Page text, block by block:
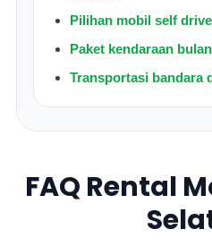
Pilihan mobil self
Paket kendaraan
Transportasi bandara
FAQ Rental